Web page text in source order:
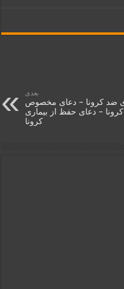
بعدی
ضد کرونا – دعای مخصوص
– دعای حفظ از بیماری
کرونا